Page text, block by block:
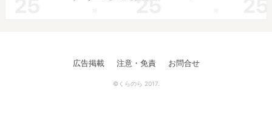
広告掲載 注意・免責 お問合せ
©くらのら 2017.